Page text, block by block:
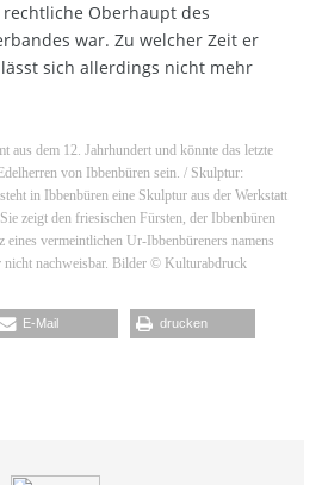
Oberhaupt des
war. Zu welcher Zeit er
sich allerdings nicht mehr
aus dem 12. Jahrhundert und könnte das letzte
von Ibbenbüren sein. / Skulptur:
in Ibbenbüren eine Skulptur aus der Werkstatt
zeigt den friesischen Fürsten, der Ibbenbüren
eines vermeintlichen Ur-Ibbenbüreners namens
nachweisbar. Bilder © Kulturabdruck
E-Mail drucken